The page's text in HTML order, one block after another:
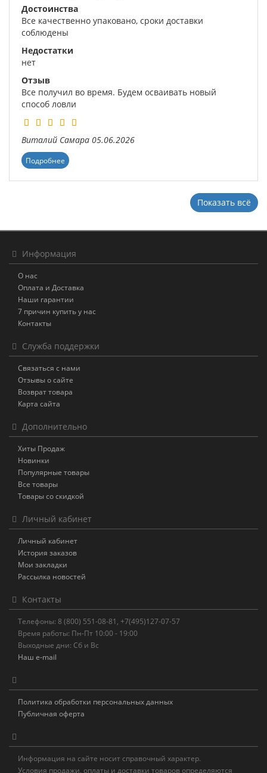
Достоинства
Все качественно упаковано, сроки доставки
соблюдены
Недостатки
нет
Отзыв
Все получил во время. Будем осваивать новый
способ ловли
Виталий Самара 05.06.2026
Подробнее
Показать всё
Информация
О нас
Оплата и Доставка
Наши гарантии
7 причин купить у нас
Контакты
Служба поддержки
Связаться с нами
Отзывы о сайте
Возврат товара
Карта сайта
Дополнительно
Хиты Продаж
Новинки
Популярные товары
Все товары
Товары со скидкой
Личный кабинет
Личный кабинет
История заказов
Мои закладки
Рассылка новостей
Контакты
Телефоны: 8 (800) 551-08-81, +7(495)127-07-57
Время работы: Пн-Пт 10:00 - 19:00
Выходные дни: Сб и Вс
Наш e-mail
Политика обработки персональных данных
Публичная оферта
Информация на сайте носит справочный характер.
Условия продажи, оплаты и доставки товаров определяются